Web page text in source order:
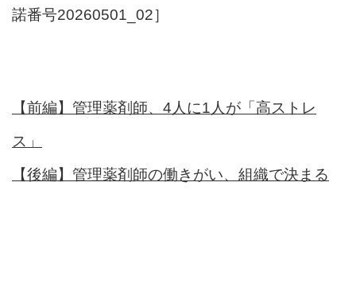
諾番号20260501_02］
【前編】管理薬剤師、4人に1人が「高ストレ
ス」
【後編】管理薬剤師の働きがい、組織で決まる